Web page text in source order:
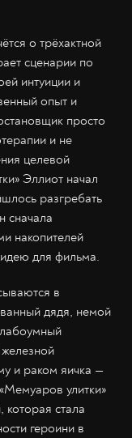
о трёхактной
сценарии по
интуиции и
опыт и
просто
и не
целевой
Эллиот начал
разгребать
сначала
накопителей
для фильма.
в
дядя, немой
и раком яичка —
улитки»
которая стала
героини в